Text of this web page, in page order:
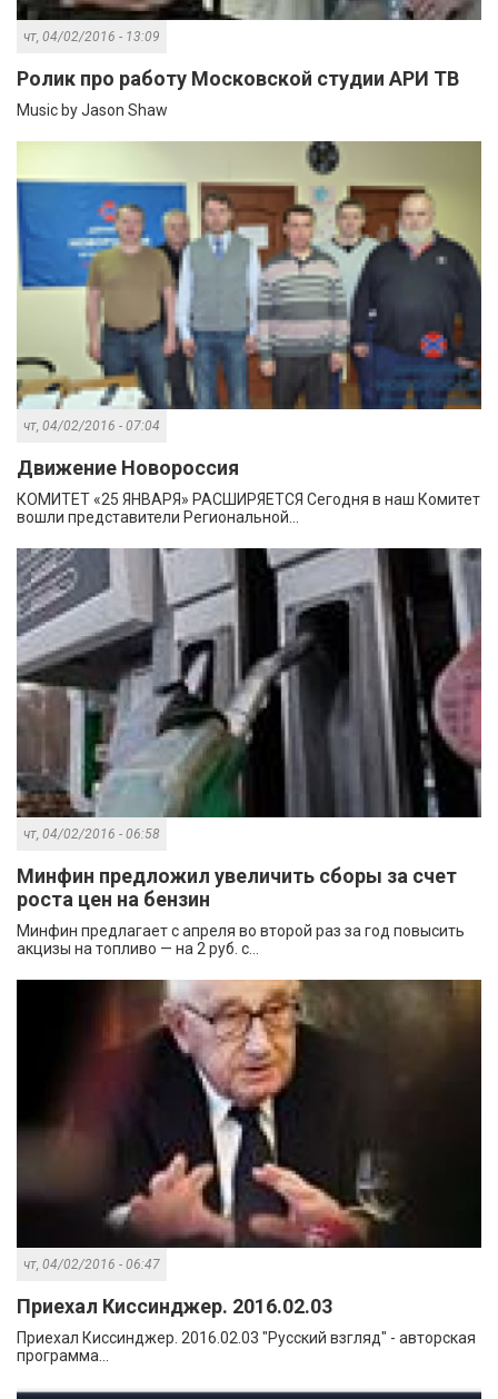
чт, 04/02/2016 - 13:09
Ролик про работу Московской студии АРИ ТВ
Music by Jason Shaw
чт, 04/02/2016 - 07:04
Движение Новороссия
КОМИТЕТ «25 ЯНВАРЯ» РАСШИРЯЕТСЯ Сегодня в наш Комитет
вошли представители Региональной...
чт, 04/02/2016 - 06:58
Минфин предложил увеличить сборы за счет
роста цен на бензин
Минфин предлагает с апреля во второй раз за год повысить
акцизы на топливо — на 2 руб. с...
чт, 04/02/2016 - 06:47
Приехал Киссинджер. 2016.02.03
Приехал Киссинджер. 2016.02.03 "Русский взгляд" - авторская
программа...